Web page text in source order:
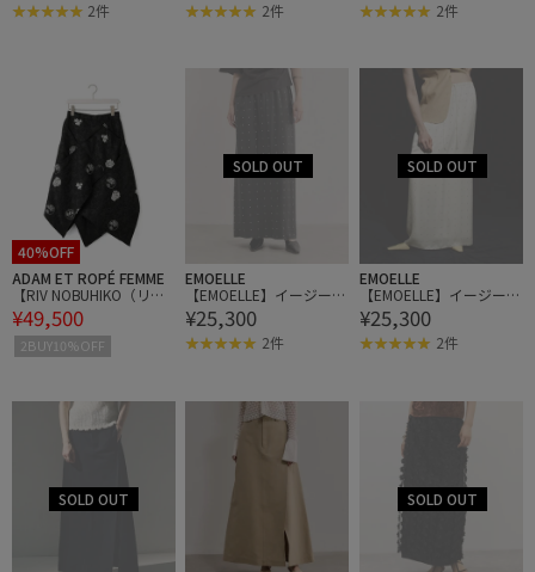
2件 2件 2件
40%OFF
ADAM ET ROPÉ FEMME
【RIV NOBUHIKO（リブ
ノブヒコ）】VERMAIL SL
IT SKIRT
¥49,500
2BUY10%OFF
EMOELLE
【EMOELLE】イージース
カート
¥25,300
2件
EMOELLE
【EMOELLE】イージース
カート
¥25,300
2件